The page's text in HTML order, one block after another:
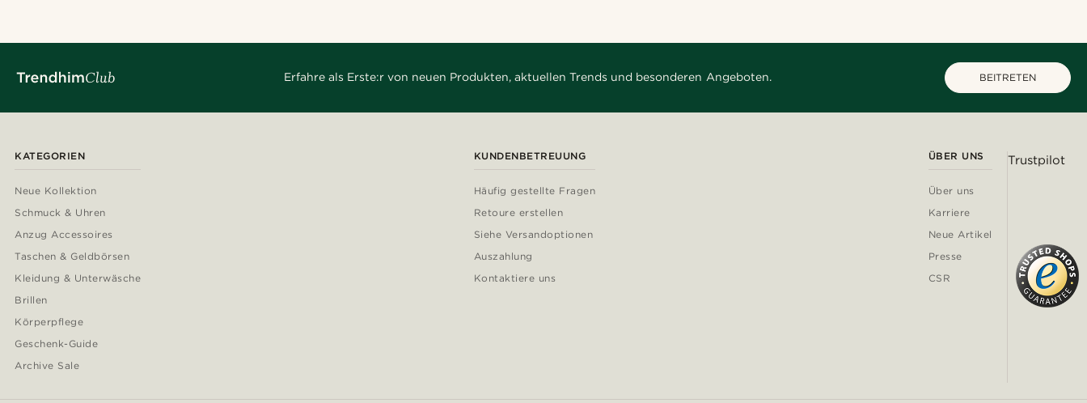
Erfahre als Erste:r von neuen Produkten, aktuellen Trends und besonderen Angeboten. BEITRETEN
KATEGORIEN
Neue Kollektion
Schmuck & Uhren
Anzug Accessoires
Taschen & Geldbörsen
Kleidung & Unterwäsche
Brillen
Körperpflege
Geschenk-Guide
Archive Sale
KUNDENBETREUUNG
Häufig gestellte Fragen
Retoure erstellen
Siehe Versandoptionen
Auszahlung
Kontaktiere uns
ÜBER UNS
Über uns
Karriere
Neue Artikel
Presse
CSR
Trustpilot